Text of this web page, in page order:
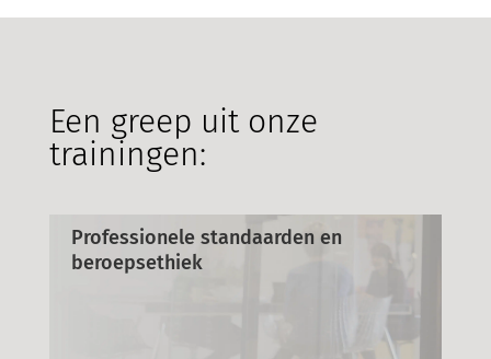
Een greep uit onze
trainingen:
Professionele standaarden en
beroepsethiek